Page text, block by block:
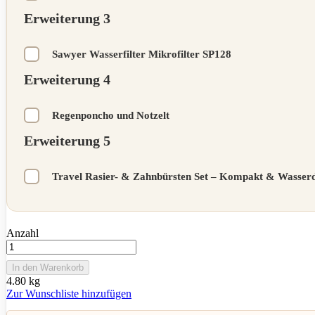
Erweiterung 3
Sawyer Wasserfilter Mikrofilter SP128
Erweiterung 4
Regenponcho und Notzelt
Erweiterung 5
Travel Rasier- & Zahnbürsten Set – Kompakt &
Anzahl
In den Warenkorb
4.80 kg
Zur Wunschliste hinzufügen